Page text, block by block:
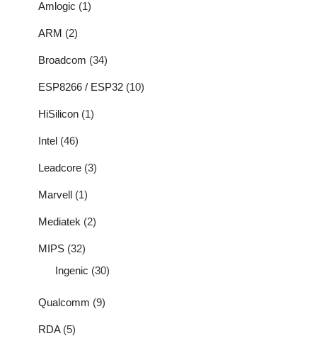
Amlogic (1)
ARM (2)
Broadcom (34)
ESP8266 / ESP32 (10)
HiSilicon (1)
Intel (46)
Leadcore (3)
Marvell (1)
Mediatek (2)
MIPS (32)
Ingenic (30)
Qualcomm (9)
RDA(5)